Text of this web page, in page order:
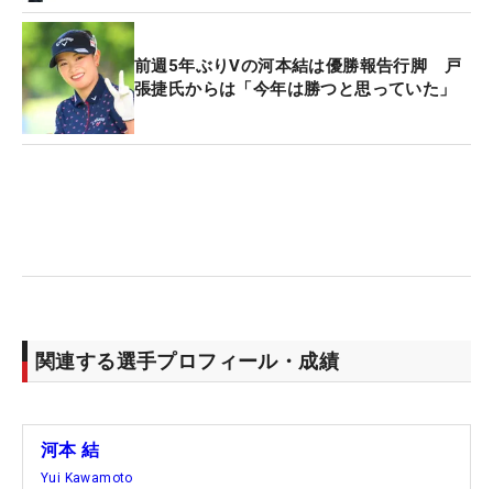
前週5年ぶりVの河本結は優勝報告行脚 戸
張捷氏からは「今年は勝つと思っていた」
関連する選手プロフィール・成績
河本 結
Yui Kawamoto